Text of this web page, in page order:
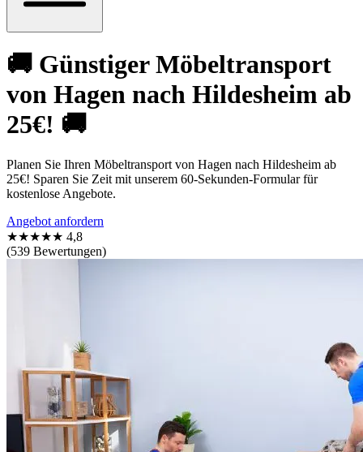
🚚 Günstiger Möbeltransport
von Hagen nach Hildesheim ab
25€! 🚚
Planen Sie Ihren Möbeltransport von Hagen nach Hildesheim ab
25€! Sparen Sie Zeit mit unserem 60-Sekunden-Formular für
kostenlose Angebote.
Angebot anfordern
★★★★★ 4,8
(539 Bewertungen)